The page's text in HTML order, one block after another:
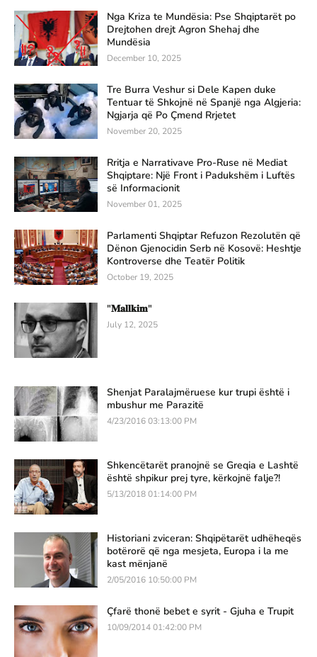
Nga Kriza te Mundësia: Pse Shqiptarët po
Drejtohen drejt Agron Shehaj dhe
Mundësia
December 10, 2025
Tre Burra Veshur si Dele Kapen duke
Tentuar të Shkojnë në Spanjë nga Algjeria:
Ngjarja që Po Çmend Rrjetet
November 20, 2025
Rritja e Narrativave Pro-Ruse në Mediat
Shqiptare: Një Front i Padukshëm i Luftës
së Informacionit
November 01, 2025
Parlamenti Shqiptar Refuzon Rezolutën që
Dënon Gjenocidin Serb në Kosovë: Heshtje
Kontroverse dhe Teatër Politik
October 19, 2025
"𝐌𝐚𝐥𝐥𝐤𝐢𝐦"
July 12, 2025
Shenjat Paralajmëruese kur trupi është i
mbushur me Parazitë
4/23/2016 03:13:00 PM
Shkencëtarët pranojnë se Greqia e Lashtë
është shpikur prej tyre, kërkojnë falje?!
5/13/2018 01:14:00 PM
Historiani zviceran: Shqipëtarët udhëheqës
botërorë që nga mesjeta, Europa i la me
kast mënjanë
2/05/2016 10:50:00 PM
Çfarë thonë bebet e syrit - Gjuha e Trupit
10/09/2014 01:42:00 PM